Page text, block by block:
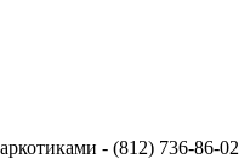
- (812) 736-86-02